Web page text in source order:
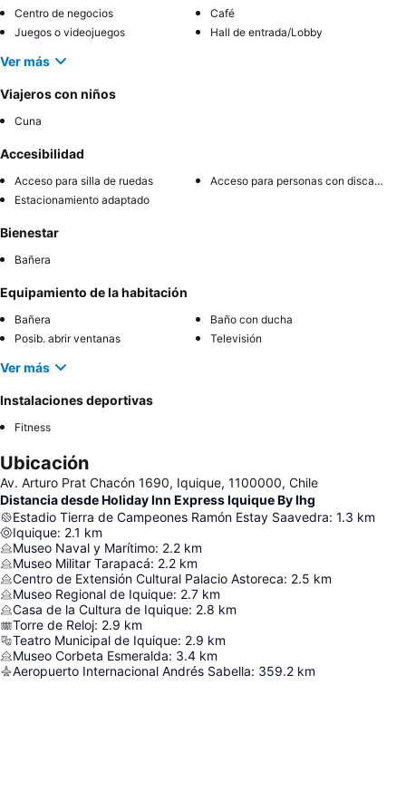
Centro de negocios
Café
Juegos o videojuegos
Hall de entrada/Lobby
Ver más
Viajeros con niños
Cuna
Accesibilidad
Acceso para silla de ruedas
Acceso para personas con discapacidad
Estacionamiento adaptado
Bienestar
Bañera
Equipamiento de la habitación
Bañera
Baño con ducha
Posib. abrir ventanas
Televisión
Ver más
Instalaciones deportivas
Fitness
Ubicación
Av. Arturo Prat Chacón 1690, Iquique, 1100000, Chile
Distancia desde Holiday Inn Express Iquique By Ihg
Estadio Tierra de Campeones Ramón Estay Saavedra: 1.3 km
Iquique: 2.1 km
Museo Naval y Marítimo: 2.2 km
Museo Militar Tarapacá: 2.2 km
Centro de Extensión Cultural Palacio Astoreca: 2.5 km
Museo Regional de Iquique: 2.7 km
Casa de la Cultura de Iquique: 2.8 km
Torre de Reloj: 2.9 km
Teatro Municipal de Iquique: 2.9 km
Museo Corbeta Esmeralda: 3.4 km
Aeropuerto Internacional Andrés Sabella: 359.2 km